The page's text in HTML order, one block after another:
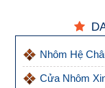
Nhôm Hệ
Cửa Nhôm